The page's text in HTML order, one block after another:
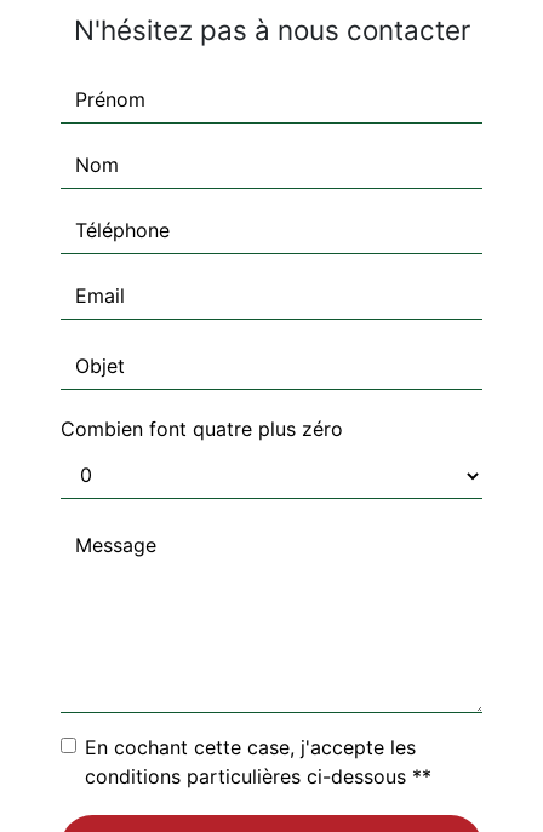
N'hésitez pas à nous contacter
Combien font quatre plus zéro
En cochant cette case, j'accepte les
conditions particulières ci-dessous **